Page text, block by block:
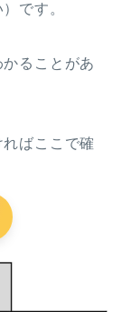
です。
ることがあ
ばここで確